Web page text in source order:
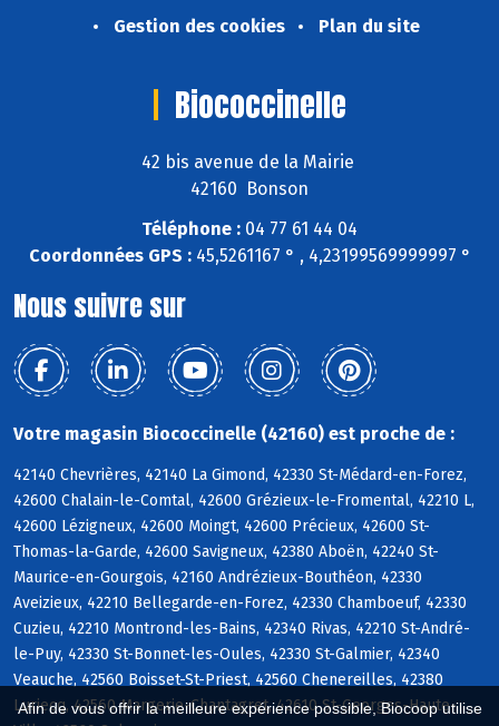
Afin de vous offrir la meilleure expérience possible, Biocoop utilise
Gestion des cookies
Plan du site
Biococcinelle
42 bis avenue de la Mairie
42160 Bonson
Téléphone : 04 77 61 44 04
Coordonnées GPS :45,5261167 ° , 4,23199569999997 °
Nous suivre sur
Votre magasin Biococcinelle (42160) est proche de :
42140 Chevrières, 42140 La Gimond, 42330 St-Médard-en-Forez,
42600 Chalain-le-Comtal, 42600 Grézieux-le-Fromental, 42210 L,
42600 Lézigneux, 42600 Moingt, 42600 Précieux, 42600 St-
Thomas-la-Garde, 42600 Savigneux, 42380 Aboën, 42240 St-
Maurice-en-Gourgois, 42160 Andrézieux-Bouthéon, 42330
Aveizieux, 42210 Bellegarde-en-Forez, 42330 Chamboeuf, 42330
Cuzieu, 42210 Montrond-les-Bains, 42340 Rivas, 42210 St-André-
le-Puy, 42330 St-Bonnet-les-Oules, 42330 St-Galmier, 42340
Veauche, 42560 Boisset-St-Priest, 42560 Chenereilles, 42380
Luriecq, 42560 Margerie-Chantagret, 42610 St-Georges-Haute-